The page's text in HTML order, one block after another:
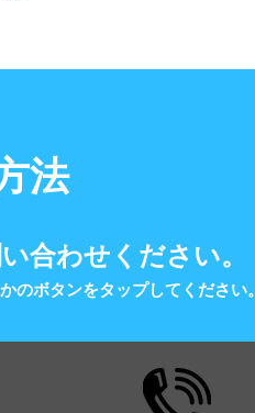
法
合わせください。​
のボタンをタップしてください。